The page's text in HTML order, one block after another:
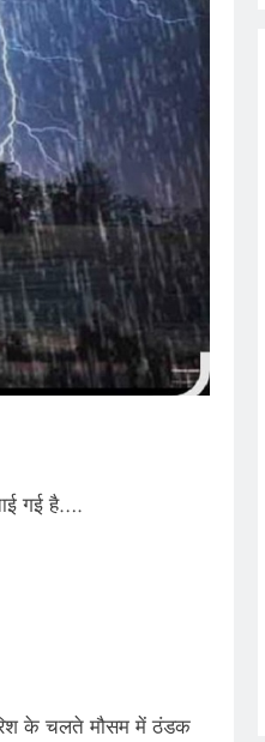
गई है….
के चलते मौसम में ठंडक